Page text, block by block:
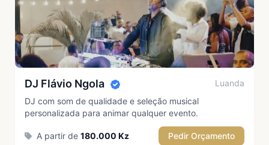
DJ Flávio Ngola
Luanda
DJ com som de qualidade e seleção musical
personalizada para animar qualquer evento.
A partir de 180.000 Kz Pedir Orçamento